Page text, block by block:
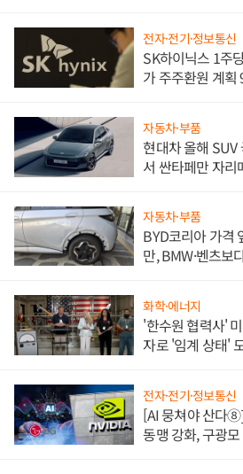
전자·전기·정보통신
SK하이닉스 1주
가 주주환원 계획
자동차·부품
현대차 올해
서 싼타페만 자리
자동차·부품
BYD코리아 가격
만, BMW·벤츠보
화학·에너지
'한수원 협력사'
자로 '임계 상태'
전자·전기·정보통신
[AI 뭉쳐야 산다
동맹 강화, 구광모